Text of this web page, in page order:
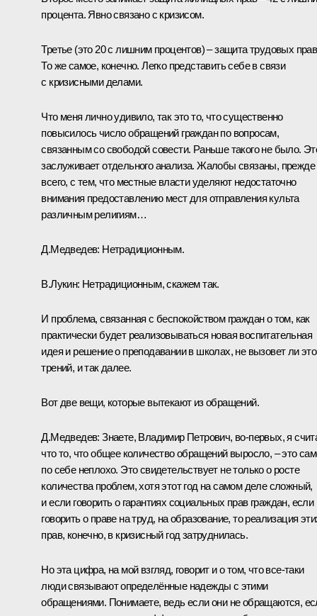
процента. Явно связано с кризисом.
Третье (это 20 с лишним процентов) – защита трудовых
То же самое, конечно. Легко представить себе в связи
с кризисными делами.
Что меня лично удивило, так это то, что существенно
повысилось число обращений граждан по вопросам,
связанным со свободой совести. Раньше такого не было.
заслуживает отдельного анализа. Жалобы связаны, прежде
всего, с тем, что местные власти уделяют недостаточно
внимания предоставлению мест для отправления культа
различным религиям…
Д.Медведев: Нетрадиционным.
В.Лукин: Нетрадиционным, скажем так.
И проблема, связанная с беспокойством граждан о том, как
практически будет реализовываться новая воспитательная
идея и решение о преподавании в школах, не вызовет ли это
трений, и так далее.
Вот две вещи, которые вытекают из обращений.
Д.Медведев: Знаете, Владимир Петрович, во‑первых, я
что то, что общее количество обращений выросло, – это
по себе неплохо. Это свидетельствует не только о росте
количества проблем, хотя этот год на самом деле сложный,
и если говорить о гарантиях социальных прав граждан, если
говорить о праве на труд, на образование, то реализация
прав, конечно, в кризисный год затруднилась.
Но эта цифра, на мой взгляд, говорит и о том, что все‑таки
люди связывают определённые надежды с этими
обращениями. Понимаете, ведь если они не обращаются,